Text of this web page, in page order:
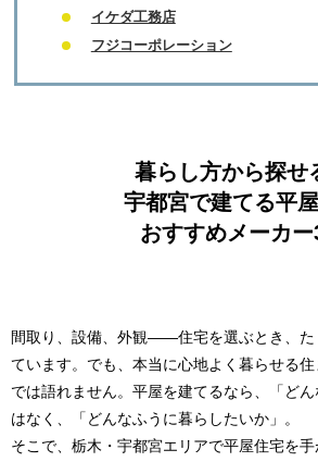
イケダ工務店
フジコーポレーション
暮らし方から探せ
宇都宮で建てる平
おすすめメーカー
間取り、設備、外観――住宅を選ぶとき、た
ています。でも、本当に心地よく暮らせる
では語れません。平屋を建てるなら、「ど
はなく、「どんなふうに暮らしたいか」。
そこで、栃木・宇都宮エリアで平屋住宅を